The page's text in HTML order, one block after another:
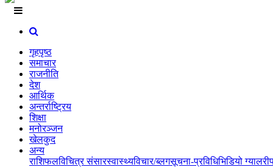
गृहपृष्ठ
समाचार
राजनीति
देश
आर्थिक
अन्तर्राष्ट्रिय
शिक्षा
मनोरञ्जन
खेलकुद
अन्य
राशिफलविचित्र संसारस्वास्थ्यविचार/ब्लगसूचना-प्रविधिभिडियो ग्यालरी